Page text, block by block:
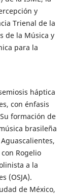
y
Trienal de la
de la Música y
para la
háptica
con énfasis
formación de
brasileña
Rogelio
a la
(OSJA).
de México,